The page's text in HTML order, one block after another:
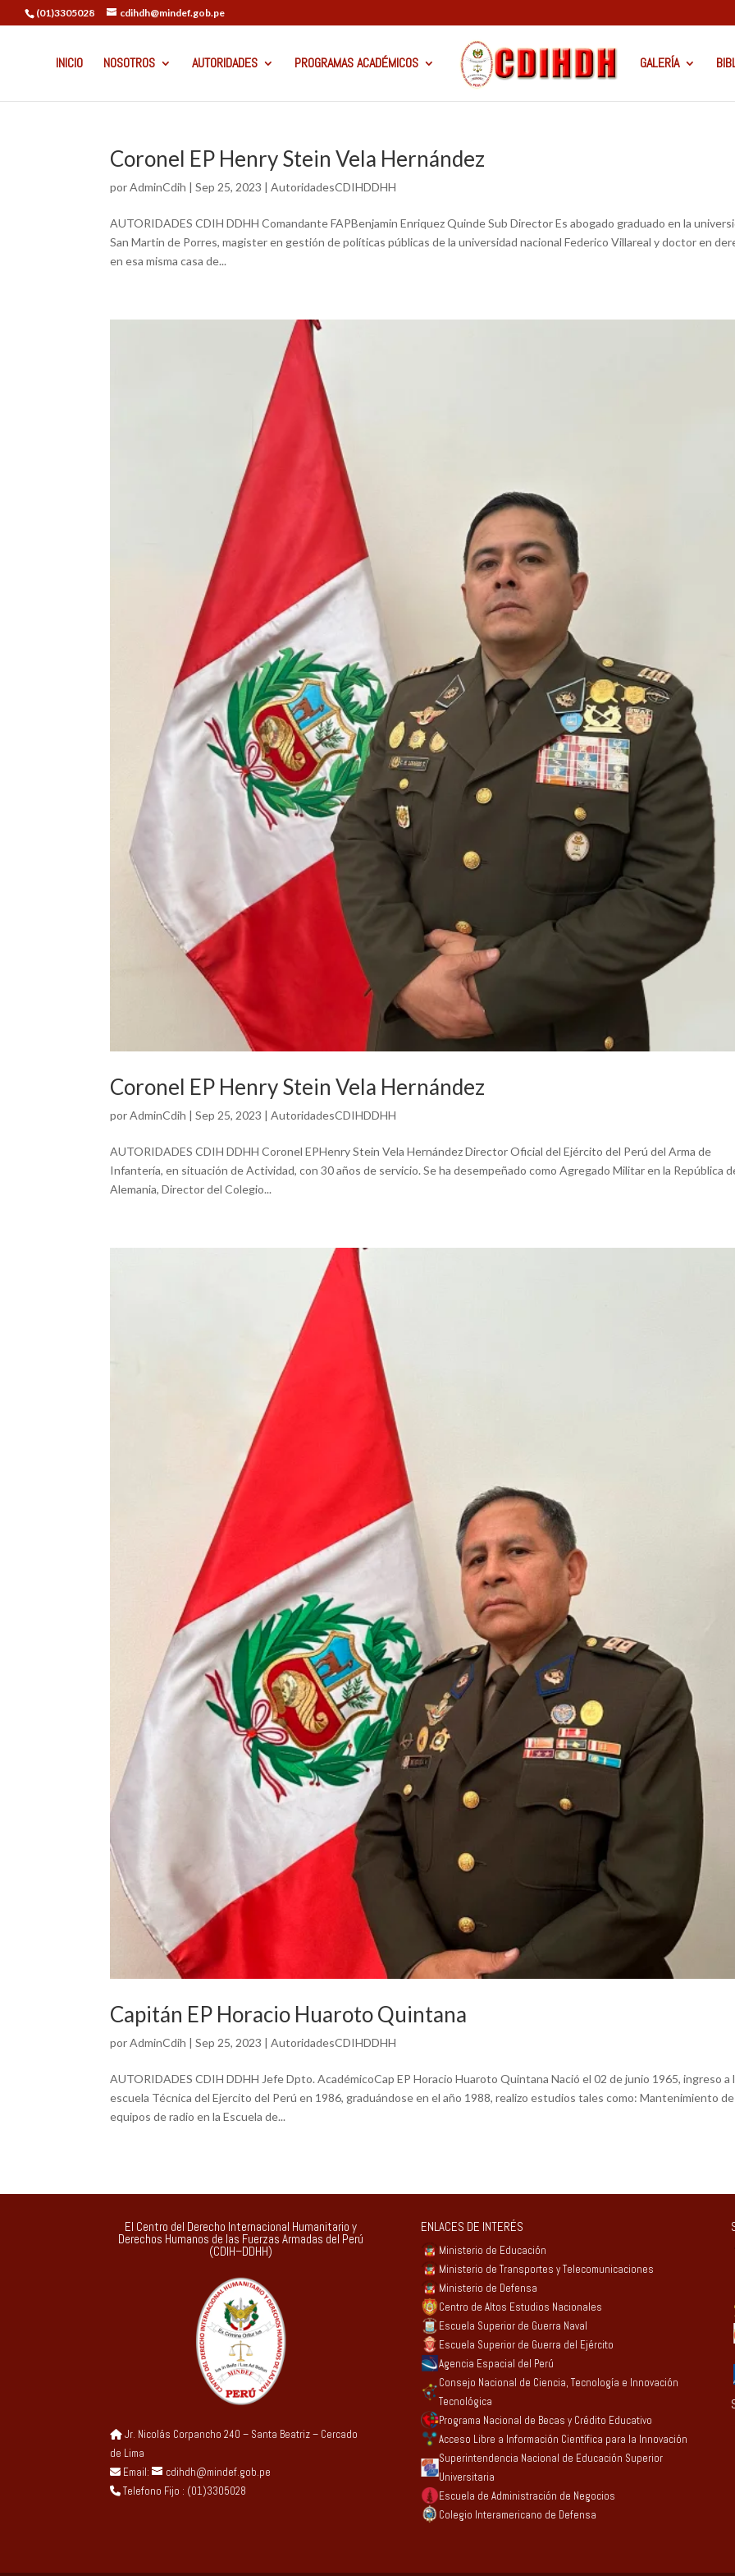
(01)3305028 cdihdh@mindef.gob.pe
INICIO NOSOTROS AUTORIDADES PROGRAMAS ACADÉMICOS GALERÍA
Coronel EP Henry Stein Vela Hernández
porAdminCdih |Sep 25, 2023 |AutoridadesCDIHDDHH
AUTORIDADES CDIH DDHH Comandante FAPBenjamin Enriquez Quinde Sub Director Es abogado graduado en la
San Martin de Porres, magister en gestión de políticas públicas de la universidad nacional Federico Villareal y doctor en
en esa misma casa de...
Coronel EP Henry Stein Vela Hernández
porAdminCdih |Sep 25, 2023 |AutoridadesCDIHDDHH
AUTORIDADES CDIH DDHH Coronel EPHenry Stein Vela Hernández Director Oficial del Ejército del Perú del Arma de
Infantería, en situación de Actividad, con 30 años de servicio. Se ha desempeñado como Agregado Militar en la República
Alemania, Director del Colegio...
Capitán EP Horacio Huaroto Quintana
porAdminCdih |Sep 25, 2023 |AutoridadesCDIHDDHH
AUTORIDADES CDIH DDHH Jefe Dpto. AcadémicoCap EP Horacio Huaroto Quintana Nació el 02 de junio 1965, ingreso a
escuela Técnica del Ejercito del Perú en 1986, graduándose en el año 1988, realizo estudios tales como: Mantenimiento de
equipos de radio en la Escuela de...
El Centro del Derecho Internacional Humanitario y
Derechos Humanos de las Fuerzas Armadas del Perú
(CDIH–DDHH)
Jr. Nicolás Corpancho 240 – Santa Beatriz – Cercado
de Lima
Email:
cdihdh@mindef.gob.pe
Telefono Fijo : (01)3305028
ENLACES DE INTERÉS
Ministerio de Educación
Ministerio de Transportes y Telecomunicaciones
Ministerio de Defensa
Centro de Altos Estudios Nacionales
Escuela Superior de Guerra Naval
Escuela Superior de Guerra del Ejército
Agencia Espacial del Perú
Consejo Nacional de Ciencia, Tecnología e Innovación
Tecnológica
Programa Nacional de Becas y Crédito Educativo
Acceso Libre a Información Científica para la Innovación
Superintendencia Nacional de Educación Superior
Universitaria
Escuela de Administración de Negocios
Colegio Interamericano de Defensa